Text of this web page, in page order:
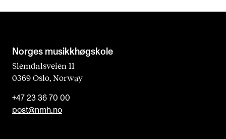
Norges musikk­høgskole
Slemdalsveien 11
0369 Oslo, Norway
+47 23 36 70 00
post@nmh.no